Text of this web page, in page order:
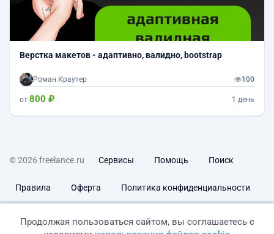
Верстка макетов - адаптивно, валидно, bootstrap
Роман Краутер 100
от 800 ₽ 1 день
© 2026 freelance.ru Сервисы Помощь Поиск
Правила Оферта Политика конфиденциальности
Продолжая пользоваться сайтом, вы соглашаетесь с